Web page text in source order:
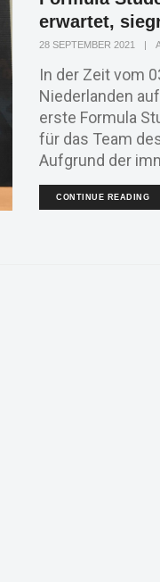
erwartet,
28 SEPTEMBER 2021 |
In der Zeit vom
Niederlanden
erste Formula
für das Team
Aufgrund der
CONTINUE READING